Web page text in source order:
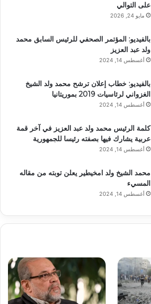
على التوالي
مايو 24, 2026
بالفيديو: المؤتمر الصحفي للرئيس السابق محمد
ولد عبد العزيز
أغسطس 14, 2024
بالفيديو: خطاب إعلان ترشح محمد ولد الشيخ
الغزواني لرئاسيات 2019 بموريتانيا
أغسطس 14, 2024
كلمة الرئيس محمد ولد عبد العزيز في آخر قمة
عربية يشارك فيها بصفته رئيسا للجمهورية
أغسطس 14, 2024
محمد الشيخ ولد امخيطير يعلن توبته من مقاله
المسيء
أغسطس 14, 2024